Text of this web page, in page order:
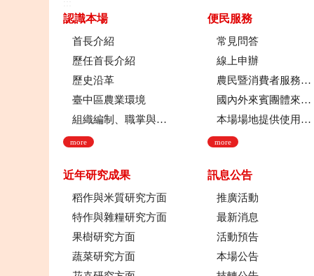
認識本場
首長介紹
歷任首長介紹
歷史沿革
臺中區農業環境
組織編制、職掌與架構
more
近年研究成果
稻作與米質研究方面
特作與雜糧研究方面
果樹研究方面
蔬菜研究方面
便民服務
常見問答
線上申辦
農民暨消費者服務中心
國內外來賓團體來場參訪申請流程
本場場地提供使用管理規定
more
訊息公告
推廣活動
最新消息
活動預告
本場公告